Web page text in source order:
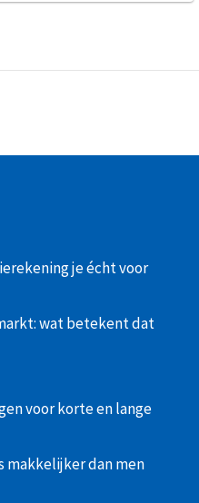
je écht voor
wat betekent dat
voor korte en lange
makkelijker dan men